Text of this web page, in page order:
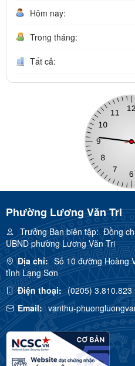
Hôm nay:
Trong tháng:
Tất cả:
Phường Lương Văn Tri
Trưởng Ban biên tập:Đồng chí
UBND phường Lương Văn Tri
Địa chỉ: Số 10 đường Hoàng
tỉnh Lạng Sơn
Điện thoại: (0205) 3.810.823
Email: vanthu-